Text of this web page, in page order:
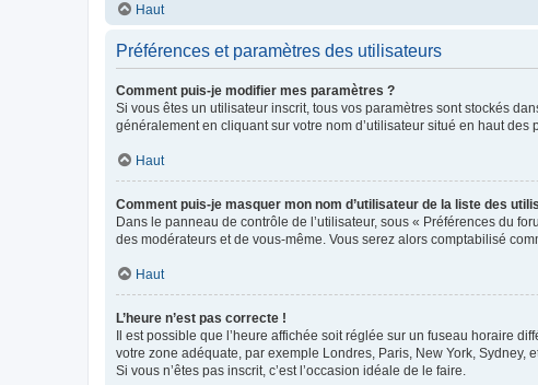
Haut
Préférences et paramètres des utilisateurs
Comment puis-je modifier mes paramètres ?
Si vous êtes un utilisateur inscrit, tous vos paramètres sont stockés
généralement en cliquant sur votre nom d’utilisateur situé en haut
Haut
Comment puis-je masquer mon nom d’utilisateur de la liste des
Dans le panneau de contrôle de l’utilisateur, sous « Préférences du
des modérateurs et de vous-même. Vous serez alors comptabilisé
Haut
L’heure n’est pas correcte !
Il est possible que l’heure affichée soit réglée sur un fuseau horaire
votre zone adéquate, par exemple Londres, Paris, New York, Sydney,
Si vous n’êtes pas inscrit, c’est l’occasion idéale de le faire.